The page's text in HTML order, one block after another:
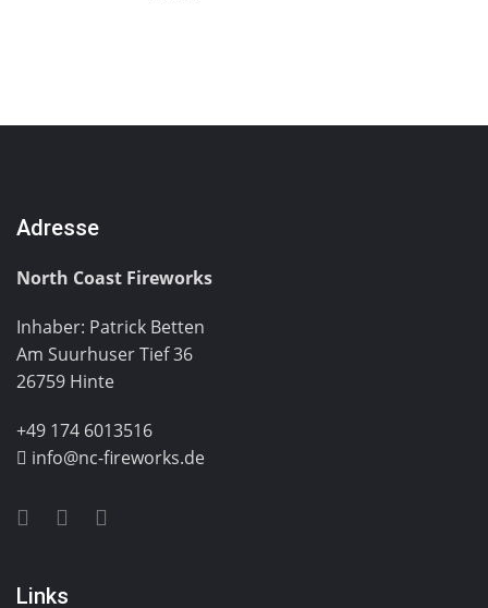
Adresse
North Coast Fireworks
Inhaber: Patrick Betten
Am Suurhuser Tief 36
26759 Hinte
+49 174 6013516
info@nc-fireworks.de
Links